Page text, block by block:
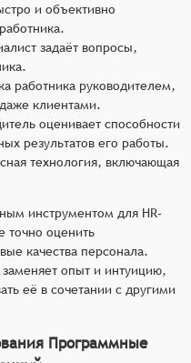
и объективно
задаёт вопросы,
работника руководителем,
клиентами.
оценивает способности
результатов его работы.
технология, включающая
инструментом для HR-
точно оценить
качества персонала.
опыт и интуицию,
её в сочетании с другими
Программные